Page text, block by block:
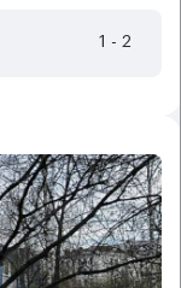
1 - 2